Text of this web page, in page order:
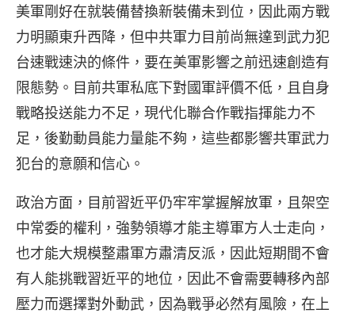
美軍剛好在就裝備替換新裝備未到位，因此兩方戰
力明顯東升西降，但中共軍力目前尚無達到武力犯
台速戰速決的條件，要在美軍影響之前迅速創造有
限態勢。目前共軍私底下對國軍評價不低，且自身
戰略投送能力不足，現代化聯合作戰指揮能力不
足，後勤動員能力量能不夠，這些都影響共軍武力
犯台的意願和信心。
政治方面，目前習近平仍牢牢掌握解放軍，且架空
中常委的權利，強勢領導才能主導軍方人士走向，
也才能大規模整肅軍方肅清反派，因此短期間不會
有人能挑戰習近平的地位，因此不會需要轉移內部
壓力而選擇對外動武，因為戰爭必然有風險，在上